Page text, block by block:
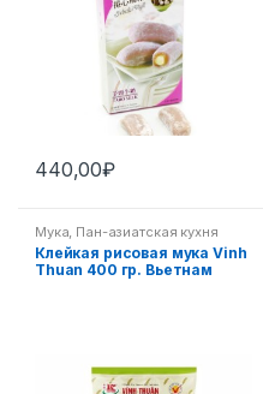
440,00₽
Мука Пан-азиатская кухня
Клейкая рисовая мука Vinh
Thuan 400 гр. Вьетнам